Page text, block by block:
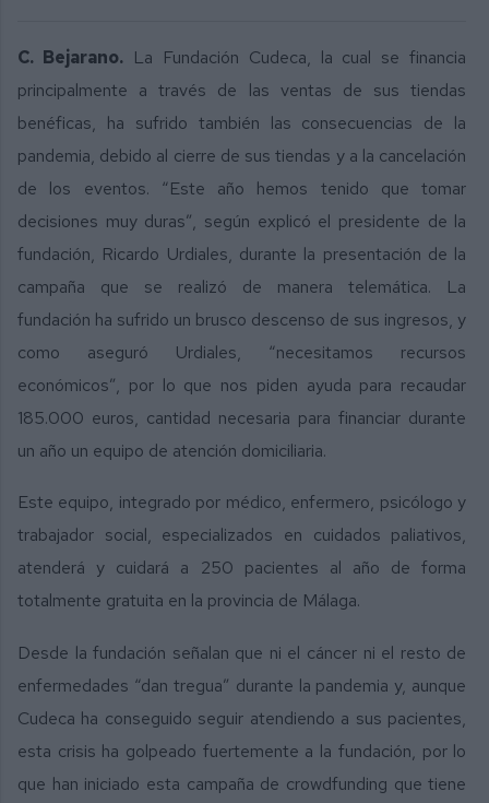
C. Bejarano.La Fundación Cudeca, la cual se financia
principalmente a través de las ventas de sus tiendas
benéficas, ha sufrido también las consecuencias de la
pandemia, debido al cierre de sus tiendas y a la cancelación
de los eventos. “Este año hemos tenido que tomar
decisiones muy duras”, según explicó el presidente de la
fundación, Ricardo Urdiales, durante la presentación de la
campaña que se realizó de manera telemática. La
fundación ha sufrido un brusco descenso de sus ingresos, y
como aseguró Urdiales, “necesitamos recursos
económicos”, por lo que nos piden ayuda para recaudar
185.000 euros, cantidad necesaria para financiar durante
un año un equipo de atención domiciliaria.
Este equipo, integrado por médico, enfermero, psicólogo y
trabajador social, especializados en cuidados paliativos,
atenderá y cuidará a 250 pacientes al año de forma
totalmente gratuita en la provincia de Málaga.
Desde la fundación señalan que ni el cáncer ni el resto de
enfermedades “dan tregua” durante la pandemia y, aunque
Cudeca ha conseguido seguir atendiendo a sus pacientes,
esta crisis ha golpeado fuertemente a la fundación, por lo
que han iniciado esta campaña de crowdfunding que tiene